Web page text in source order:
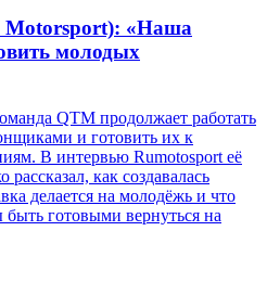
«Наша
молодых
QTM продолжает работать
и готовить их к
В интервью Rumotosport её
как создавалась
делается на молодёжь и что
готовыми вернуться на